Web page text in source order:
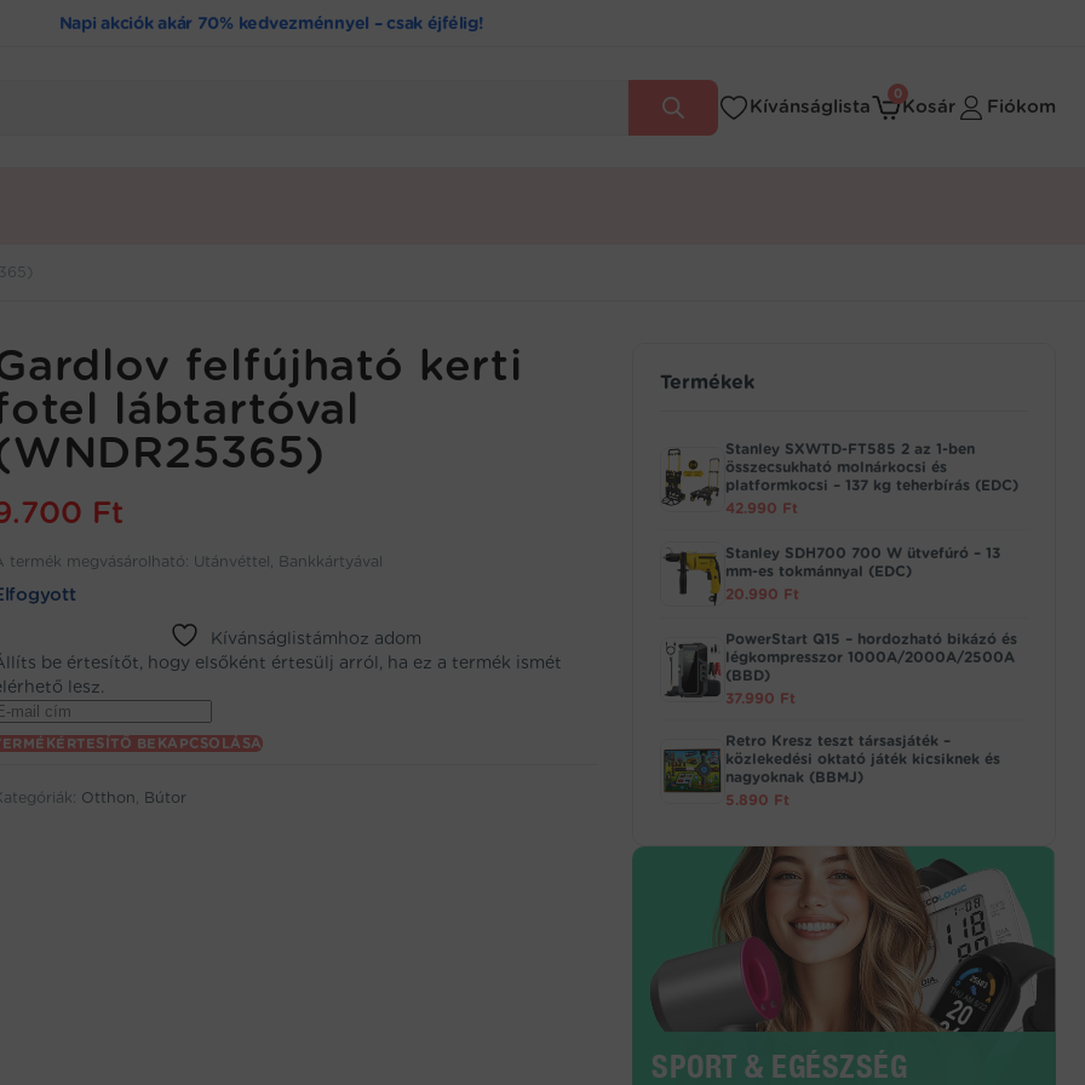
Napi akciók akár 70% kedvezménnyel – csak éjfélig!
Kívánságlista
0
Kosár Fiókom
felfújható kerti
lábtartóval
Ft
termék megvásárolható: Utánvéttel, Bankkártyával
Kívánságlistámhoz adom
be értesítőt, hogy elsőként értesülj arról, ha ez a termék ismét
lesz.
BEKAPCSOLÁSA
Otthon, Bútor
Termékek
Stanley SXWTD-FT585 2 az 1-ben
összecsukható molnárkocsi és
platformkocsi – 137 kg teherbírás (EDC)
42.990 Ft
Stanley SDH700 700 W ütvefúró – 13
mm-es tokmánnyal (EDC)
20.990 Ft
PowerStart Q15 – hordozható bikázó és
légkompresszor 1000A/2000A/2500A
(BBD)
37.990 Ft
Retro Kresz teszt társasjáték –
közlekedési oktató játék kicsiknek és
nagyoknak (BBMJ)
5.890 Ft
SPORT & EGÉSZSÉG